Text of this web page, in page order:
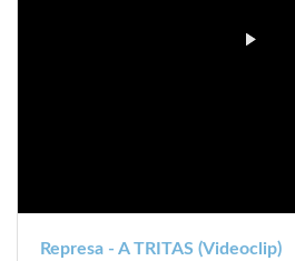
Represa - A TRITAS (Videoclip)